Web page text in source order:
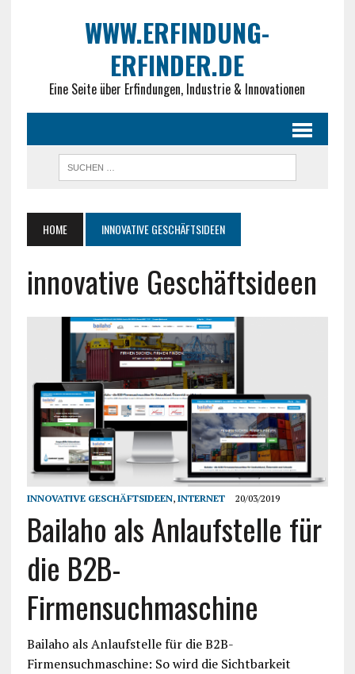
WWW.ERFINDUNG-
ERFINDER.DE
Eine Seite über Erfindungen, Industrie & Innovationen
HOME INNOVATIVE GESCHÄFTSIDEEN
innovative Geschäftsideen
INNOVATIVE GESCHÄFTSIDEEN, INTERNET 20/03/2019
Bailaho als Anlaufstelle für
die B2B-
Firmensuchmaschine
Bailaho als Anlaufstelle für die B2B-
Firmensuchmaschine: So wird die Sichtbarkeit